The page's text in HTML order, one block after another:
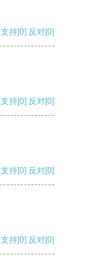
支持[0] 反对[0]
支持[0] 反对[0]
支持[0] 反对[0]
支持[0] 反对[0]